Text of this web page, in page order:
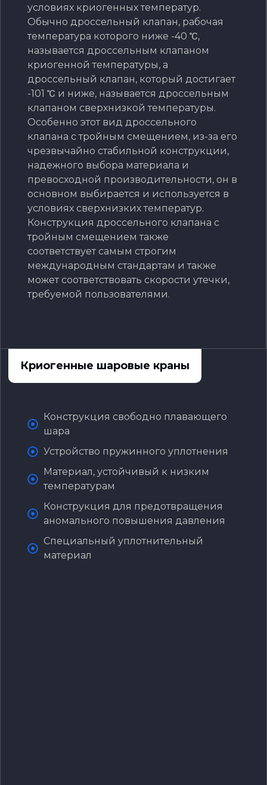
условиях криогенных температур.
Обычно дроссельный клапан, рабочая
температура которого ниже -40 ℃,
называется дроссельным клапаном
криогенной температуры, а
дроссельный клапан, который достигает
-101 ℃ и ниже, называется дроссельным
клапаном сверхнизкой температуры.
Особенно этот вид дроссельного
клапана с тройным смещением, из-за его
чрезвычайно стабильной конструкции,
надежного выбора материала и
превосходной производительности, он в
основном выбирается и используется в
условиях сверхнизких температур.
Конструкция дроссельного клапана с
тройным смещением также
соответствует самым строгим
международным стандартам и также
может соответствовать скорости утечки,
требуемой пользователями.
Криогенные шаровые краны
Конструкция свободно плавающего
шара‌
Устройство пружинного уплотнения‌
‌Материал, устойчивый к низким
температурам‌
Конструкция для предотвращения
аномального повышения давления
Специальный уплотнительный
материал‌